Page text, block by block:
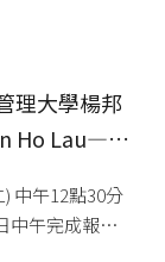
理大學楊邦
Ho Lau—
) 中午12點30分
中午完成報